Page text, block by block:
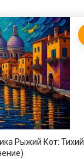
Рыжий Кот: Тихий